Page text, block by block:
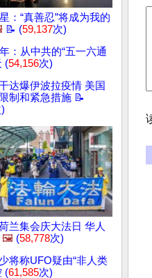
：“真善忍”将成为我的
📝 (59,137次)
：从中共的“五一六通
(54,156次)
达爆伊波拉疫情 美国
制和紧急措施 📝
兰集会庆大法日 华人
🖼️ (58,778次)
将称UFO疑由“非人类
(61,585次)